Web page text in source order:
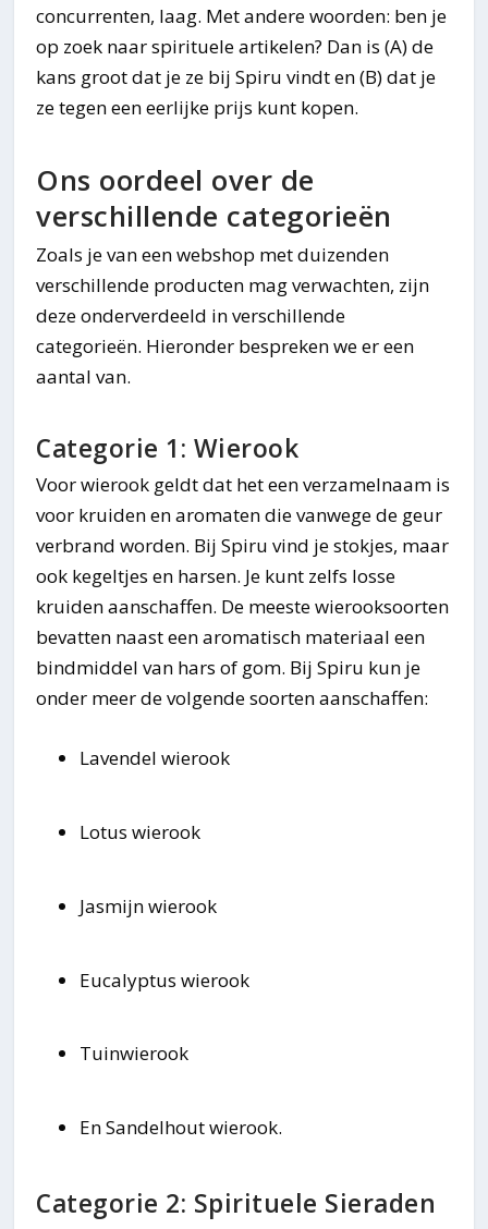
concurrenten, laag. Met andere woorden: ben je
op zoek naar spirituele artikelen? Dan is (A) de
kans groot dat je ze bij Spiru vindt en (B) dat je
ze tegen een eerlijke prijs kunt kopen.
Ons oordeel over de
verschillende categorieën
Zoals je van een webshop met duizenden
verschillende producten mag verwachten, zijn
deze onderverdeeld in verschillende
categorieën. Hieronder bespreken we er een
aantal van.
Categorie 1: Wierook
Voor wierook geldt dat het een verzamelnaam is
voor kruiden en aromaten die vanwege de geur
verbrand worden. Bij Spiru vind je stokjes, maar
ook kegeltjes en harsen. Je kunt zelfs losse
kruiden aanschaffen. De meeste wierooksoorten
bevatten naast een aromatisch materiaal een
bindmiddel van hars of gom. Bij Spiru kun je
onder meer de volgende soorten aanschaffen:
Lavendel wierook
Lotus wierook
Jasmijn wierook
Eucalyptus wierook
Tuinwierook
En Sandelhout wierook.
Categorie 2: Spirituele Sieraden